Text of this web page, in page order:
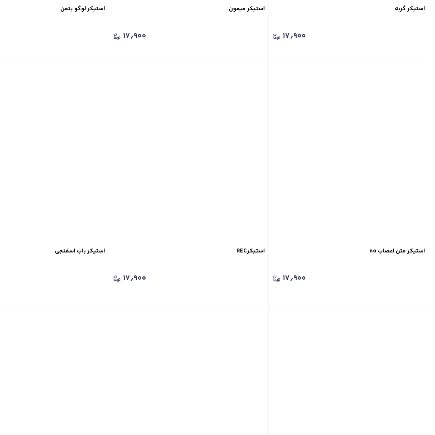
استیکر گربه
۱۷٫۹۰۰
استیکر میمون
۱۷٫۹۰۰
استیکر لوگو بتمن
استیکر متن اعصاب no
۱۷٫۹۰۰
استیکرREC
۱۷٫۹۰۰
استیکر باب اسفنجی